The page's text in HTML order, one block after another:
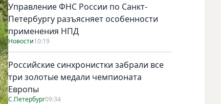
Управление ФНС России по Санкт-
Петербургу разъясняет особенности
применения НПД
Новости10:19
Российские синхронистки забрали все
три золотые медали чемпионата
Европы
С.Петербург09:34